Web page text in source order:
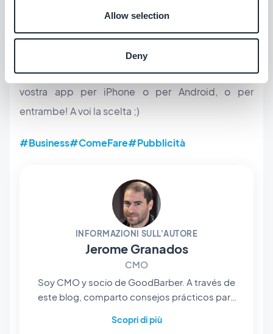
Allow selection
Deny
Potete creare campagne pubblicitarie per la
vostra app per iPhone o per Android, o per
entrambe! A voi la scelta ;)
#Business#ComeFare#Pubblicità
INFORMAZIONI SULL'AUTORE
Jerome Granados
CMO
Soy CMO y socio de GoodBarber. A través de
este blog, comparto consejos prácticos para
GoodBarber, análisis sobre las tendencias que
Scopri di più